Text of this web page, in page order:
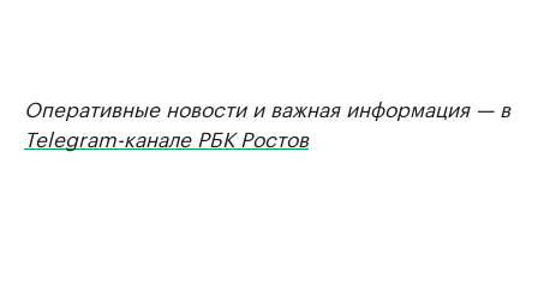
Оперативные новости и важная информация — в
Telegram-канале РБК Ростов